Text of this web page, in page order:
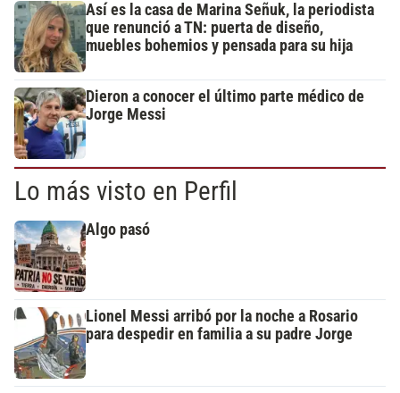
Así es la casa de Marina Señuk, la periodista
que renunció a TN: puerta de diseño,
muebles bohemios y pensada para su hija
Dieron a conocer el último parte médico de
Jorge Messi
Lo más visto en Perfil
Algo pasó
Lionel Messi arribó por la noche a Rosario
para despedir en familia a su padre Jorge